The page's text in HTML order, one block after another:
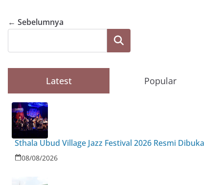
k
k
← Sebelumnya
Cari
Latest Popular
Sthala Ubud Village Jazz Festival 2026 Resmi Dibuka
08/08/2026